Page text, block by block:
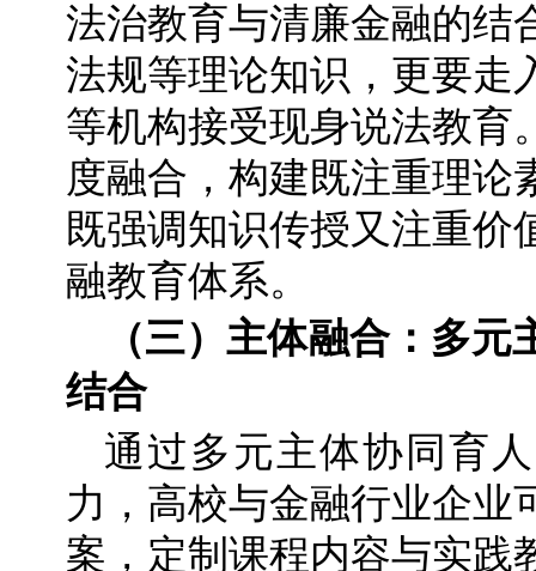
法治教育与清廉金融的结
法规等理论知识，更要走
等机构接受现身说法教育
度融合，构建既注重理论
既强调知识传授又注重价
融教育体系。
（三）主体融合：多
结合
通过多元主体协同育
力，高校与金融行业企业
案，定制课程内容与实践